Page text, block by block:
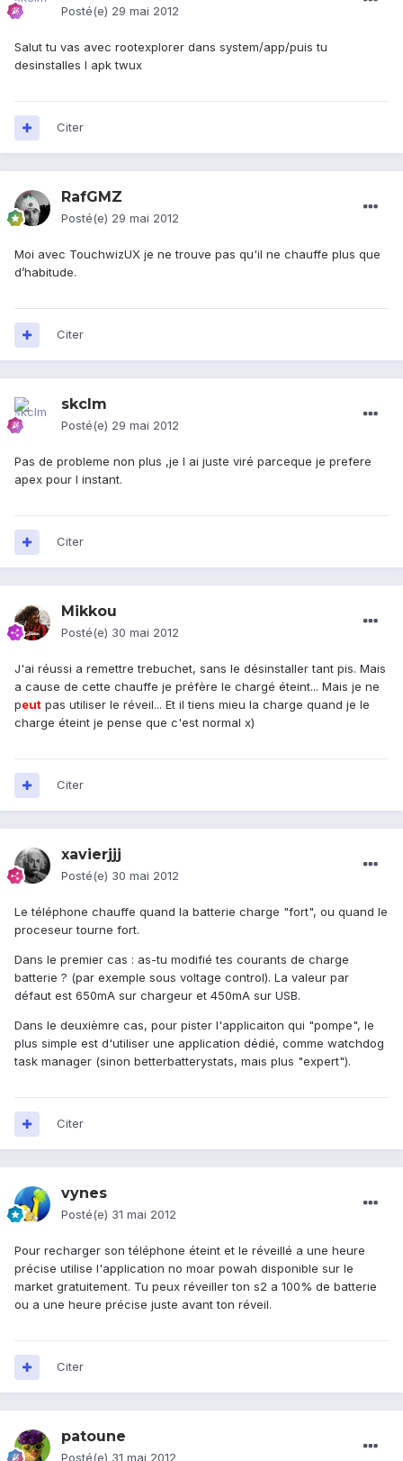
Posté(e) 29 mai 2012
Salut tu vas avec rootexplorer dans system/app/puis tu
desinstalles l apk twux
Citer
RafGMZ
Posté(e) 29 mai 2012
Moi avec TouchwizUX je ne trouve pas qu'il ne chauffe plus que
d’habitude.
Citer
skclm
Posté(e) 29 mai 2012
Pas de probleme non plus ,je l ai juste viré parceque je prefere
apex pour l instant.
Citer
Mikkou
Posté(e) 30 mai 2012
J'ai réussi a remettre trebuchet, sans le désinstaller tant pis. Mais
a cause de cette chauffe je préfère le chargé éteint... Mais je ne
peut pas utiliser le réveil... Et il tiens mieu la charge quand je le
charge éteint je pense que c'est normal x)
Citer
xavierjjj
Posté(e) 30 mai 2012
Le téléphone chauffe quand la batterie charge "fort", ou quand le
proceseur tourne fort.
Dans le premier cas : as-tu modifié tes courants de charge
batterie ? (par exemple sous voltage control). La valeur par
défaut est 650mA sur chargeur et 450mA sur USB.
Dans le deuxièmre cas, pour pister l'applicaiton qui "pompe", le
plus simple est d'utiliser une application dédié, comme watchdog
task manager (sinon betterbatterystats, mais plus "expert").
Citer
vynes
Posté(e) 31 mai 2012
Pour recharger son téléphone éteint et le réveillé a une heure
précise utilise l'application no moar powah disponible sur le
market gratuitement. Tu peux réveiller ton s2 a 100% de batterie
ou a une heure précise juste avant ton réveil.
Citer
patoune
Posté(e) 31 mai 2012